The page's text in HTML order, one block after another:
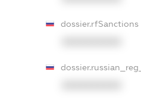
dossier.rfSanctions